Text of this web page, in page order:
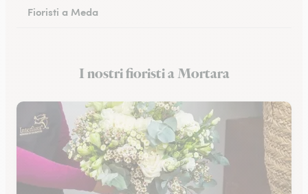
Fioristi a Meda
Fioristi a MonzaI nostri fioristi a Mortara